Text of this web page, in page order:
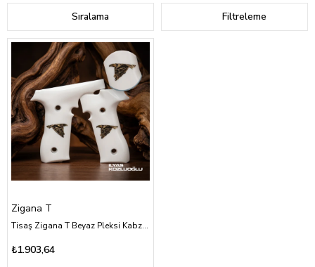
Filtreleme
Sıralama
Zigana T
Tisaş Zigana T Beyaz Pleksi Kabza Yüzey İşlemesiz Üzeri Sarı Pirinç Kartal Logolu
₺1.903,64